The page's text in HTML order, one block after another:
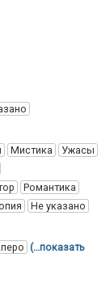
Мистика
Ужасы
Романтика
Не указано
(…показать